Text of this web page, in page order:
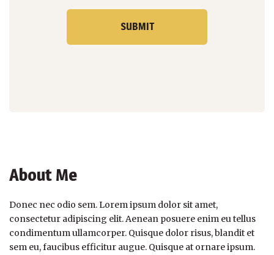
About Me
Donec nec odio sem. Lorem ipsum dolor sit amet,
consectetur adipiscing elit. Aenean posuere enim eu tellus
condimentum ullamcorper. Quisque dolor risus, blandit et
sem eu, faucibus efficitur augue. Quisque at ornare ipsum.